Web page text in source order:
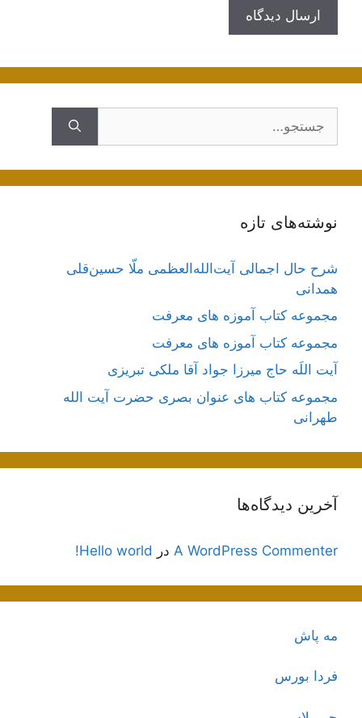
نوشته‌های تازه
شرح حال اجمالی آیت‌الله‌العظمی ملّا حسین‌قلی
همدانی
مجموعه کتاب آموزه های معرفت
مجموعه کتاب آموزه های معرفت
آیت اللَه حاج میرزا جواد آقا ملکی تبریزی
مجموعه کتاب های عنوان بصری حضرت آیت الله
طهرانی
آخرین دیدگاه‌ها
A WordPress Commenter در Hello world!
مه پاش
فردا بورس